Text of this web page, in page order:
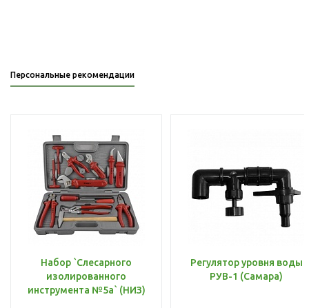
Персональные рекомендации
Набор `Слесарного
изолированного
инструмента №5а` (НИЗ)
Регулятор уровня воды
РУВ-1 (Самара)